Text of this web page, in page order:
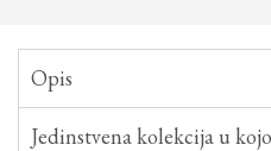
Opis
Jedinstvena kolekcija u